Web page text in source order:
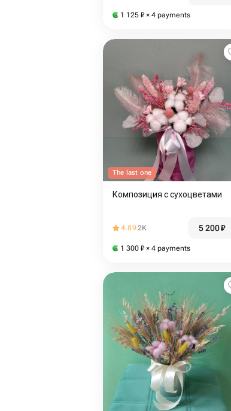
1 125 ₽ × 4 payments
The last one
Композиция с сухоцветами
4.892K 5 200₽
1 300 ₽ × 4 payments